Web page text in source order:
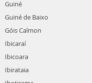
Guiné
Guiné de Baixo
Góis Calmon
Ibicaraí
Ibicoara
Ibirataia